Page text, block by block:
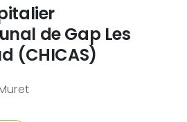
de Gap Les
(CHICAS)